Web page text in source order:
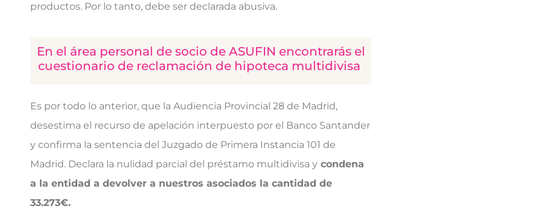
productos. Por lo tanto, debe ser declarada abusiva.
En el área personal de socio de ASUFIN encontrarás el
cuestionario de reclamación de hipoteca multidivisa
Es por todo lo anterior, que la Audiencia Provincial 28 de Madrid,
desestima el recurso de apelación interpuesto por el Banco Santander
y confirma la sentencia del Juzgado de Primera Instancia 101 de
Madrid. Declara la nulidad parcial del préstamo multidivisa y condena
a la entidad a devolver a nuestros asociados la cantidad de
33.273€.